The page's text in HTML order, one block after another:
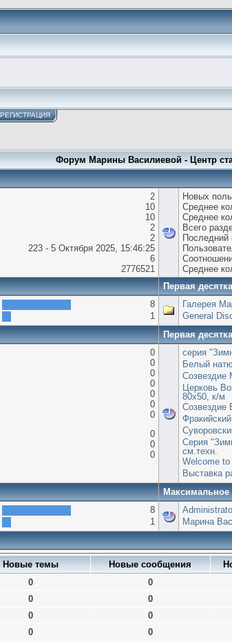
РЕГИСТРАЦИЯ
Форум Марины Василиевой - Центр
2
10
10
2
2
223 - 5 Октября 2025, 15:46:25
6
2776521
Новых
Среднее
Среднее
Всего
Последний
Среднее
Первая
8
1
Галерея
General
Первая
0
0
0
0
0
0
0
0
0
0
серия
Белый
Созвездие
Церковь
80х50, к/м
Созвездие
Серия
см.техн.
Welcome
Выставка
8
1
Марина
Новые темы Новые сообщения
0 0
0 0
0 0
0 0